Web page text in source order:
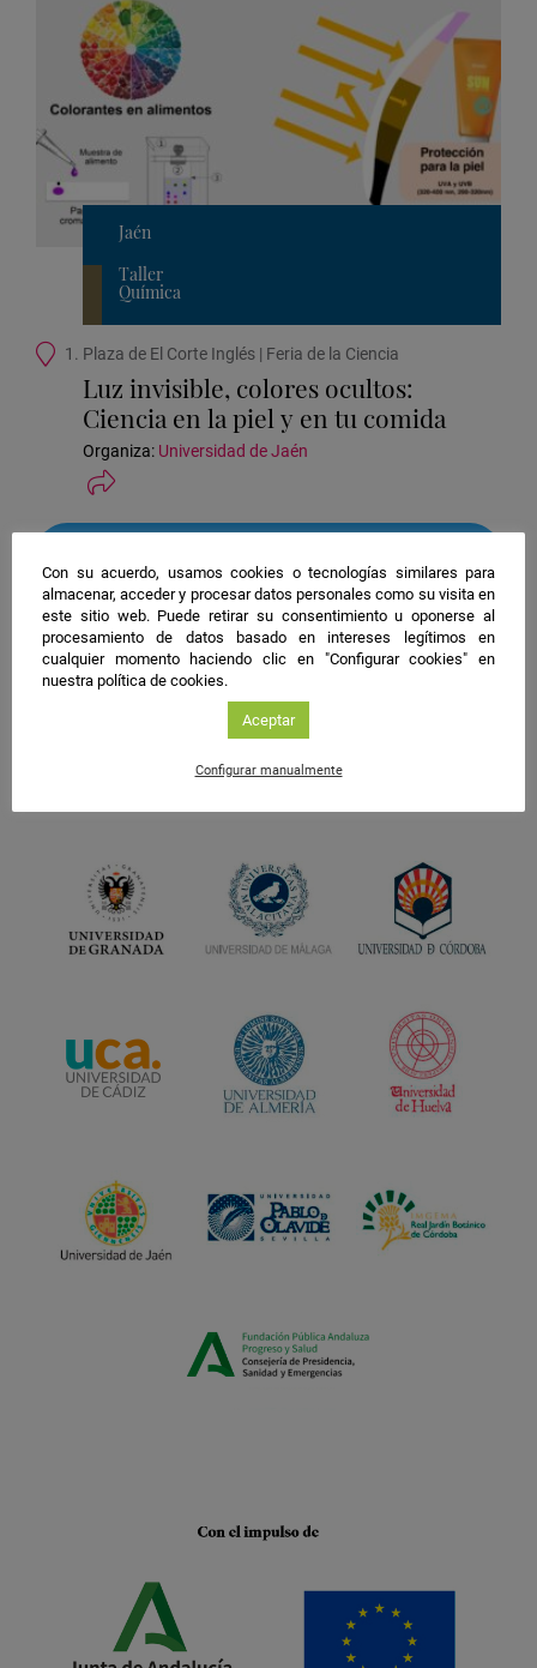
Jaén
Taller
Química
Ubicación
actividad
1. Plaza de El Corte Inglés | Feria de la Ciencia
Luz invisible, colores ocultos:
Ciencia en la piel y en tu comida
Organiza: Universidad de Jaén
facebook
twitter
instagram
Con su acuerdo, usamos cookies o tecnologías similares para
almacenar, acceder y procesar datos personales como su visita en
este sitio web. Puede retirar su consentimiento u oponerse al
procesamiento de datos basado en intereses legítimos en
cualquier momento haciendo clic en "Configurar cookies" en
nuestra política de cookies.
Aceptar
Configurar manualmente